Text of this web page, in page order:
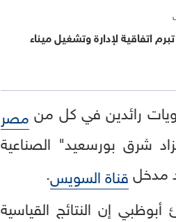
اتفاقية لإدارة وتشغيل ميناء
رائدين في كل من مصر
شرق بورسعيد" الصناعية
مدخلقناة السويس.
إن النتائج القياسية